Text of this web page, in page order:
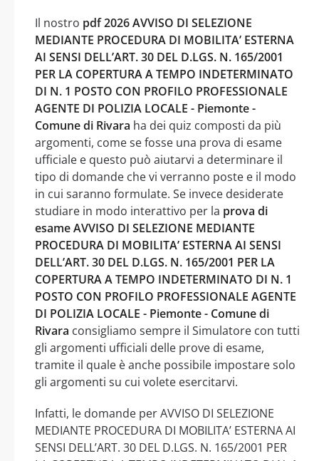
Il nostro pdf 2026 AVVISO DI SELEZIONE
MEDIANTE PROCEDURA DI MOBILITA’ ESTERNA
AI SENSI DELL’ART. 30 DEL D.LGS. N. 165/2001
PER LA COPERTURA A TEMPO INDETERMINATO
DI N. 1 POSTO CON PROFILO PROFESSIONALE
AGENTE DI POLIZIA LOCALE - Piemonte -
Comune di Rivara ha dei quiz composti da più
argomenti, come se fosse una prova di esame
ufficiale e questo può aiutarvi a determinare il
tipo di domande che vi verranno poste e il modo
in cui saranno formulate. Se invece desiderate
studiare in modo interattivo per la prova di
esame AVVISO DI SELEZIONE MEDIANTE
PROCEDURA DI MOBILITA’ ESTERNA AI SENSI
DELL’ART. 30 DEL D.LGS. N. 165/2001 PER LA
COPERTURA A TEMPO INDETERMINATO DI N. 1
POSTO CON PROFILO PROFESSIONALE AGENTE
DI POLIZIA LOCALE - Piemonte - Comune di
Rivara consigliamo sempre il Simulatore con tutti
gli argomenti ufficiali delle prove di esame,
tramite il quale è anche possibile impostare solo
gli argomenti su cui volete esercitarvi.
Infatti, le domande per AVVISO DI SELEZIONE
MEDIANTE PROCEDURA DI MOBILITA’ ESTERNA AI
SENSI DELL’ART. 30 DEL D.LGS. N. 165/2001 PER